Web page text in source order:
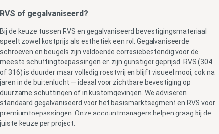
RVS of gegalvaniseerd?
Bij de keuze tussen RVS en gegalvaniseerd bevestigingsmateriaal
speelt zowel kostprijs als esthetiek een rol. Gegalvaniseerde
schroeven en beugels zijn voldoende corrosiebestendig voor de
meeste schuttingtoepassingen en zijn gunstiger geprijsd. RVS (304
of 316) is duurder maar volledig roestvrij en blijft visueel mooi, ook na
jaren in de buitenlucht — ideaal voor zichtbare bevestiging op
duurzame schuttingen of in kustomgevingen. We adviseren
standaard gegalvaniseerd voor het basismarktsegment en RVS voor
premiumtoepassingen. Onze accountmanagers helpen graag bij de
juiste keuze per project.